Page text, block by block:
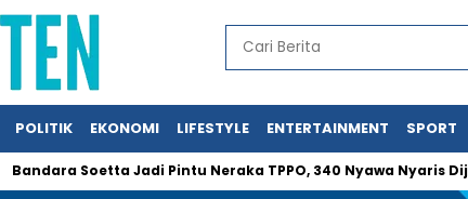
POLITIK EKONOMI LIFESTYLE ENTERTAINMENT SPORT
Soetta Jadi Pintu Neraka TPPO, 340 Nyawa Nyaris Dijual